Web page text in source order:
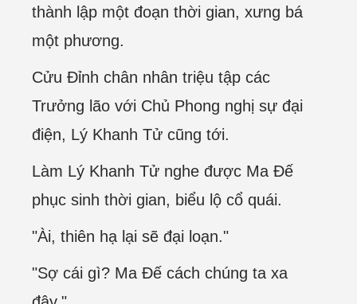
thành lập một đoạn thời gian, xưng bá
một phương.
Cửu Đỉnh chân nhân triệu tập các
Trưởng lão với Chủ Phong nghị sự đại
điện, Lý Khanh Tử cũng tới.
Làm Lý Khanh Tử nghe được Ma Đế
phục sinh thời gian, biểu lộ cổ quái.
"Ài, thiên hạ lại sẽ đại loạn."
"Sợ cái gì? Ma Đế cách chúng ta xa